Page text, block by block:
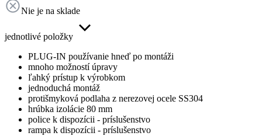
Nie je na sklade
jednotlivé položky
PLUG-IN používanie hneď po montáži
mnoho možností úpravy
ľahký prístup k výrobkom
jednoduchá montáž
protišmyková podlaha z nerezovej ocele SS304
hrúbka izolácie 80 mm
police k dispozícii - príslušenstvo
rampa k dispozícii - príslušenstvo